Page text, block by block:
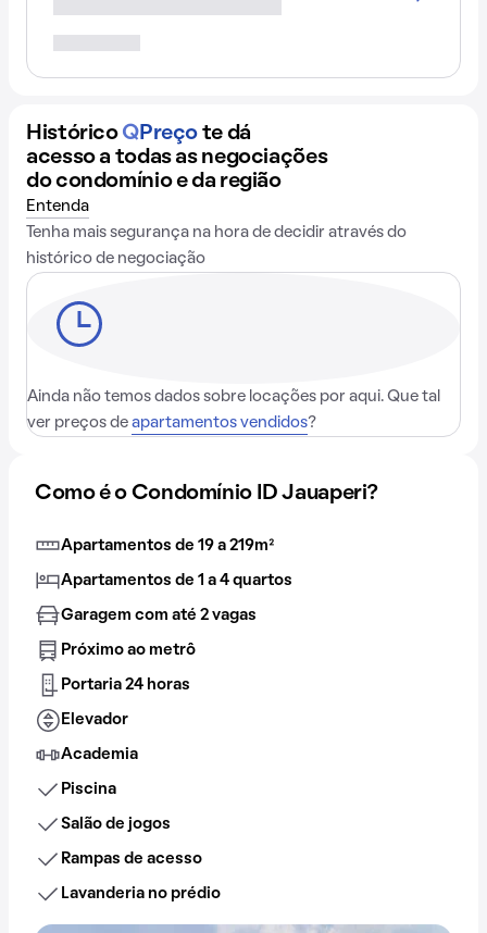
Histórico QPreço te dá
acesso a todas as negociações
do condomínio e da região
Entenda
Tenha mais segurança na hora de decidir através do
histórico de negociação
Ainda não temos dados sobre locações por aqui. Que tal
ver preços de apartamentos vendidos?
Como é o Condomínio ID Jauaperi?
Apartamentos de 19 a 219m²
Apartamentos de 1 a 4 quartos
Garagem com até 2 vagas
Próximo ao metrô
Portaria 24 horas
Elevador
Academia
Piscina
Salão de jogos
Rampas de acesso
Lavanderia no prédio